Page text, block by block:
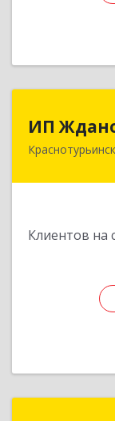
ИП
Краснотурьинск
Клиентов на